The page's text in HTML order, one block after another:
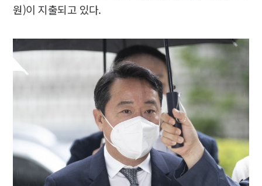
원)이 지출되고 있다.